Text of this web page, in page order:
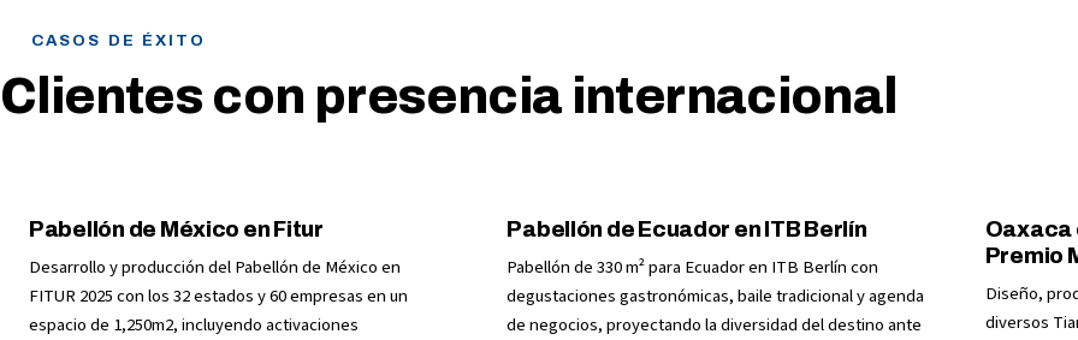
CASOS DE ÉXITO
Clientes con presencia internacional
Pabellón de México en Fitur
Desarrollo y producción del Pabellón de México en
FITUR 2025 con los 32 estados y 60 empresas en un
espacio de 1,250m2, incluyendo activaciones
Pabellón de Ecuador en ITB Berlín
Pabellón de 330 m² para Ecuador en ITB Berlín con
degustaciones gastronómicas, baile tradicional y agenda
de negocios, proyectando la diversidad del destino ante
Oaxaca
Premio
Diseño,
diversos